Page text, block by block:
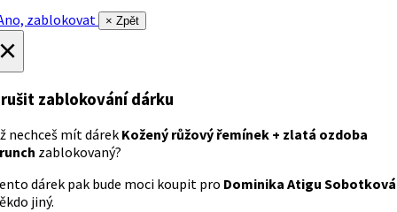
zablokovat
× Zpět
zablokování dárku
nechceš mít dárek Kožený růžový řemínek + zlatá ozdoba
zablokovaný?
dárek pak bude moci koupit pro Dominika Atigu Sobotková
jiný.